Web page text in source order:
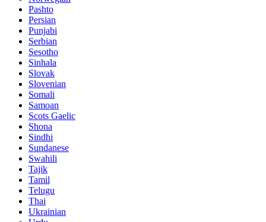
Pashto
Persian
Punjabi
Serbian
Sesotho
Sinhala
Slovak
Slovenian
Somali
Samoan
Scots Gaelic
Shona
Sindhi
Sundanese
Swahili
Tajik
Tamil
Telugu
Thai
Ukrainian